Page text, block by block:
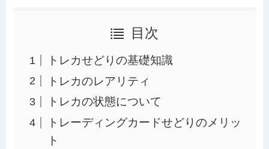
目次
トレカせどりの基礎知識
トレカのレアリティ
トレカの状態について
トレーディングカードせどりのメリッ
ト